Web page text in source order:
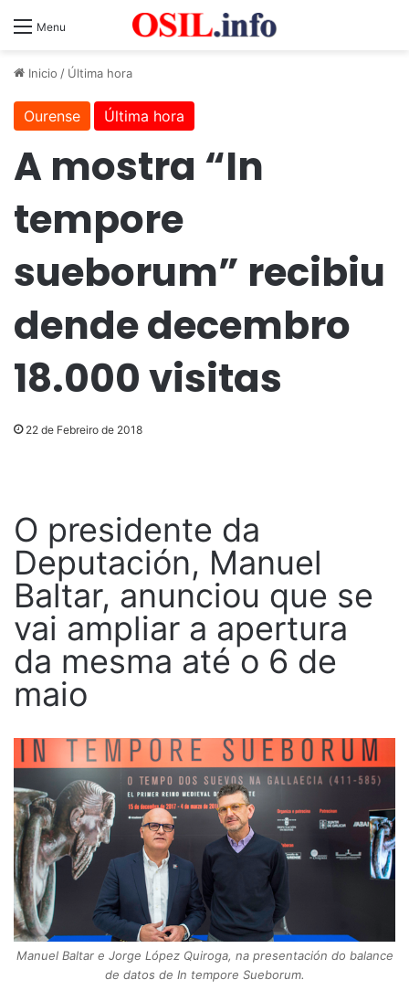
Menu
Inicio / Última hora
Ourense Última hora
A mostra “In
tempore
sueborum” recibiu
dende decembro
18.000 visitas
22 de Febreiro de 2018
O presidente da
Deputación, Manuel
Baltar, anunciou que se
vai ampliar a apertura
da mesma até o 6 de
maio
Manuel Baltar e Jorge López Quiroga, na presentación do balance
de datos de In tempore Sueborum.